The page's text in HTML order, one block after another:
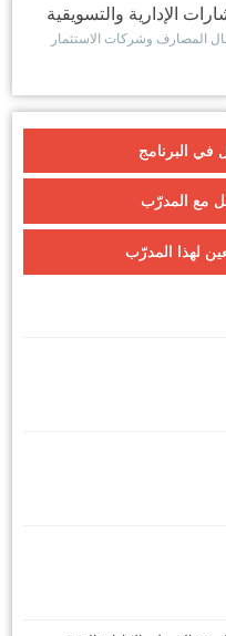
الإدارية والتسويقية
المصارف وشركات الاستثمار
البرنامج
مع المدرّب
لهذا المدرّب